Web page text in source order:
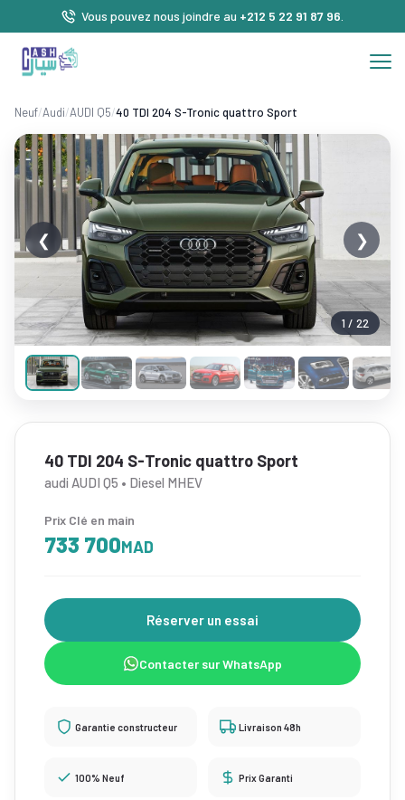
Vous pouvez nous joindre au +212 5 22 91 87 96
Neuf/Audi/AUDI Q5/40 TDI 204 S-Tronic quattro Sport
1 / 22
❮ ❯
40 TDI 204 S-Tronic quattro Sport
audi AUDI Q5 • Diesel MHEV
Prix Clé en main
733 700MAD
Réserver un essai
Contacter sur WhatsApp
Garantie constructeur Livraison 48h
100% Neuf Prix Garanti